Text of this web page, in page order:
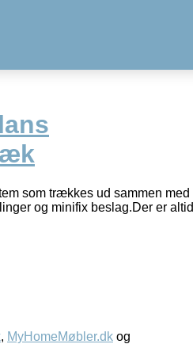
som trækkes ud sammen med
og minifix beslag.Der er altid
, MyHomeMøbler.dk og